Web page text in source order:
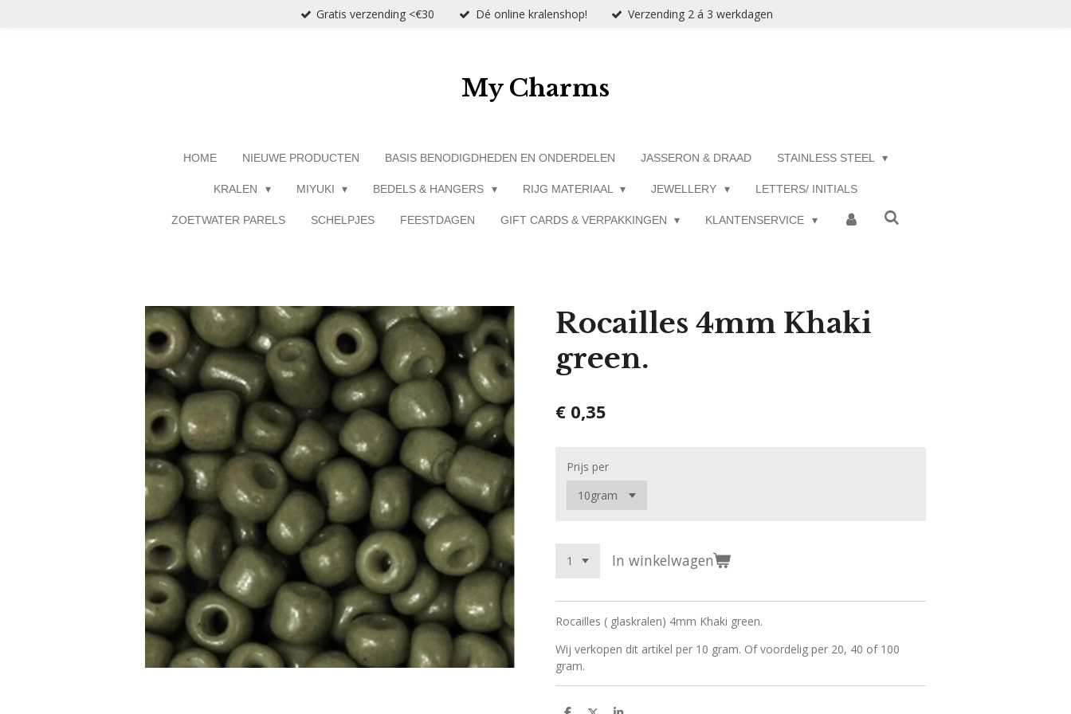
Gratis verzending <€30 Dé online kralenshop! Verzending 2 á 3 werkdagen
My Charms
HOME NIEUWE PRODUCTEN BASIS BENODIGDHEDEN EN ONDERDELEN JASSERON & DRAAD STAINLESS STEEL
KRALEN MIYUKI BEDELS & HANGERS RIJG MATERIAAL JEWELLERY LETTERS/ INITIALS
ZOETWATER PARELS SCHELPJES FEESTDAGEN GIFT CARDS & VERPAKKINGEN KLANTENSERVICE
Rocailles 4mm Khaki
green.
€ 0,35
Prijs per
In winkelwagen
Rocailles ( glaskralen) 4mm Khaki green.
Wij verkopen dit artikel per 10 gram. Of voordelig per 20, 40 of 100
gram.